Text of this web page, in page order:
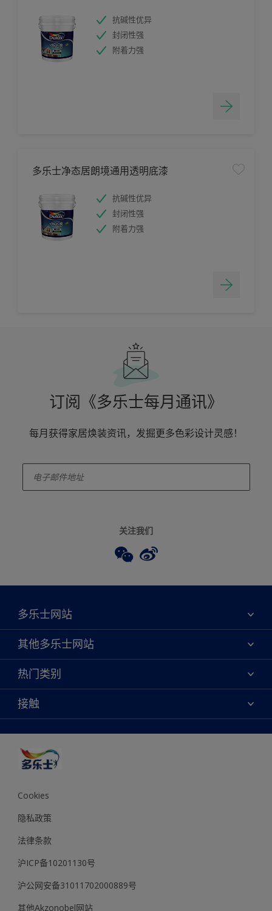
抗碱性优异
封闭性强
附着力强
多乐士净态居朗境通用透明底漆
抗碱性优异
封闭性强
附着力强
订阅《多乐士每月通讯》
每月获得家居焕装资讯，发掘更多色彩设计灵感！
关注我们
多乐士网站
关于我们
联系我们
查找店铺
绿色工厂
其他多乐士网站
焕新服务
多乐士专业
天猫官方旗舰店
抖音官方旗舰店
热门类别
颜色
产品
创意灵感
装修建议
可持续发展
多乐士2025年度色彩 - 金盏黄
接触
颜色准确性
Cookies
隐私政策
法律条款
沪ICP备10201130号
沪公网安备31011702000889号
其他Akzonobel网站